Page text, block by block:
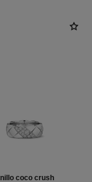
coco crush